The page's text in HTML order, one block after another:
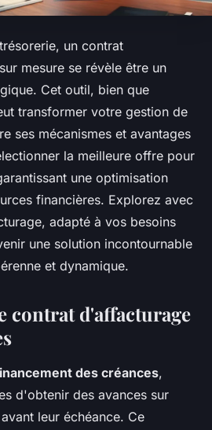
un contrat
mesure se révèle être un
Cet outil, bien que
transformer votre gestion de
ses mécanismes et avantages
la meilleure offre pour
une optimisation
financières. Explorez avec
adapté à vos besoins
une solution incontournable
et dynamique.
contrat d'affacturage
des créances,
d'obtenir des avances sur
leur échéance. Ce